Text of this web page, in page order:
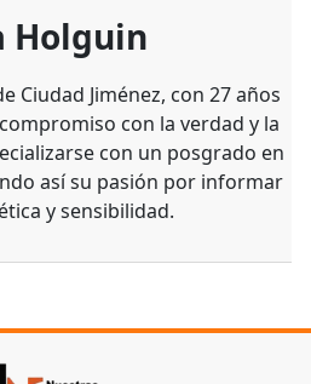
Holguin
Ciudad Jiménez, con 27 años
con la verdad y la
con un posgrado en
así su pasión por informar
y sensibilidad.